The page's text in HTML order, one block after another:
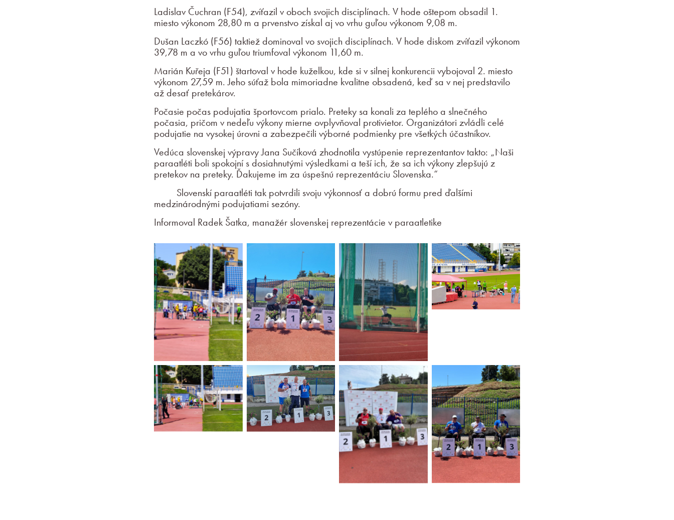
Ladislav Čuchran (F54), zvíťazil v oboch svojich disciplínach. V hode oštepom obsadil 1.
miesto výkonom 28,80 m a prvenstvo získal aj vo vrhu guľou výkonom 9,08 m.
Dušan Laczkó (F56) taktiež dominoval vo svojich disciplínach. V hode diskom zvíťazil výkonom
39,78 m a vo vrhu guľou triumfoval výkonom 11,60 m.
Marián Kuřeja (F51) štartoval v hode kuželkou, kde si v silnej konkurencii vybojoval 2. miesto
výkonom 27,59 m. Jeho súťaž bola mimoriadne kvalitne obsadená, keď sa v nej predstavilo
až desať pretekárov.
Počasie počas podujatia športovcom prialo. Preteky sa konali za teplého a slnečného
počasia, pričom v nedeľu výkony mierne ovplyvňoval protivietor. Organizátori zvládli celé
podujatie na vysokej úrovni a zabezpečili výborné podmienky pre všetkých účastníkov.
Vedúca slovenskej výpravy Jana Sučíková zhodnotila vystúpenie reprezentantov takto: „Naši
paraatléti boli spokojní s dosiahnutými výsledkami a teší ich, že sa ich výkony zlepšujú z
pretekov na preteky. Ďakujeme im za úspešnú reprezentáciu Slovenska.“
Slovenskí paraatléti tak potvrdili svoju výkonnosť a dobrú formu pred ďalšími
medzinárodnými podujatiami sezóny.
Informoval Radek Šatka, manažér slovenskej reprezentácie v paraatletike